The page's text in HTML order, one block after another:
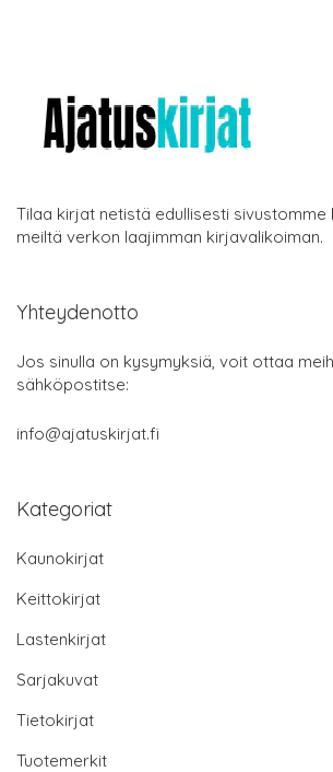
Tilaa kirjat netistä edullisesti
meiltä verkon laajimman kirjavalikoiman.
Yhteydenotto
Jos sinulla on kysymyksiä, voit ottaa
sähköpostitse:
info@ajatuskirjat.fi
Kategoriat
Kaunokirjat
Keittokirjat
Lastenkirjat
Sarjakuvat
Tietokirjat
Tuotemerkit